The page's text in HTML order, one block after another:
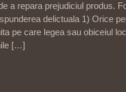
a repara prejudiciul produs.
delictuala 1) Orice
pe care legea sau obiceiul
[…]